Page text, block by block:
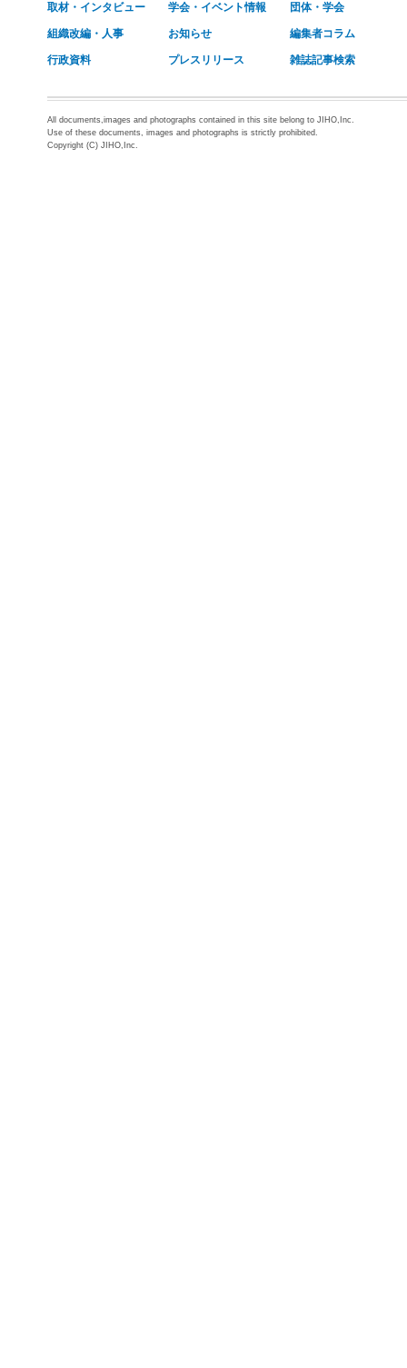
取材・インタビュー 学会・イベント情報 団体・学会
組織改編・人事 お知らせ 編集者コラム
行政資料 プレスリリース 雑誌記事検索
All documents,images and photographs contained in this site belong to JIHO,Inc.
Use of these documents, images and photographs is strictly prohibited.
Copyright (C) JIHO,Inc.